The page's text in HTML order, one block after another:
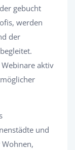
gebucht
werden
der
aktiv
und